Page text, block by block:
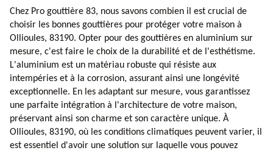
Chez Pro gouttière 83, nous savons combien il est crucial de
choisir les bonnes gouttières pour protéger votre maison à
Ollioules, 83190. Opter pour des gouttières en aluminium sur
mesure, c'est faire le choix de la durabilité et de l'esthétisme.
L'aluminium est un matériau robuste qui résiste aux
intempéries et à la corrosion, assurant ainsi une longévité
exceptionnelle. En les adaptant sur mesure, vous garantissez
une parfaite intégration à l'architecture de votre maison,
préservant ainsi son charme et son caractère unique. À
Ollioules, 83190, où les conditions climatiques peuvent varier, il
est essentiel d'avoir une solution sur laquelle vous pouvez